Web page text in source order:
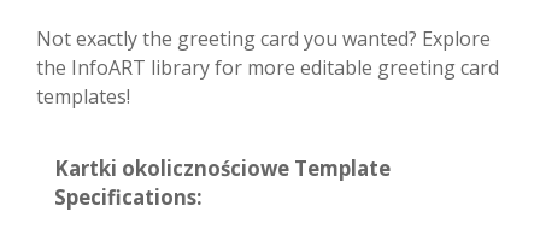
Not exactly the greeting card you wanted? Explore
the InfoART library for more editable greeting card
templates!
Kartki okolicznościowe Template
Specifications: